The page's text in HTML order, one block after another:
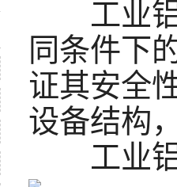
工业铝
同条件下
证其安全
设备结构
工业铝